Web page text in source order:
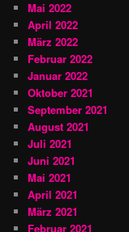
Mai 2022
April 2022
März 2022
Februar 2022
Januar 2022
Oktober 2021
September 2021
August 2021
Juli 2021
Juni 2021
Mai 2021
April 2021
März 2021
Februar 2021